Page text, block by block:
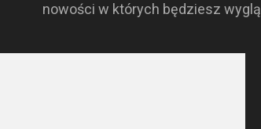
nowości w których będziesz